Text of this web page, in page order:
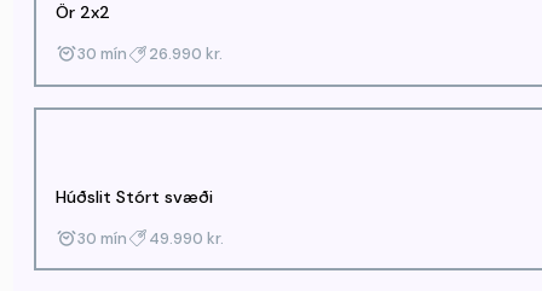
Ör 2x2
30 mín 26.990 kr.
Húðslit Stórt svæði
30 mín 49.990 kr.